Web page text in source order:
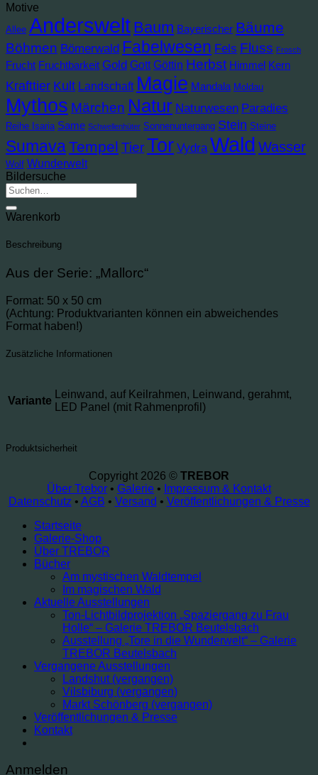
Motive
Allee Anderswelt Baum Bayerischer Bäume
Böhmen Bömerwald Fabelwesen Fels Fluss Frosch
Frucht Fruchtbarkeit Gold Gott Göttin Herbst Himmel Kern
Krafttier Kult Landschaft Magie Mandala Moldau
Mythos Märchen Natur Naturwesen Paradies
Reihe Isaria Same Schwellenhüter Sonnenuntergang Stein Steine
SumavaTempel TierTor Vydra Wald Wasser
Wolf Wunderwelt
Bildersuche
Suche
nach:
Warenkorb
Beschreibung
Aus der Serie: „Mallorc“
Format: 50 x 50 cm
(Achtung: Produktvarianten können ein abweichendes
Format haben!)
Zusätzliche Informationen
Variante
Leinwand, auf Keilrahmen, Leinwand, gerahmt,
LED Panel (mit Rahmenprofil)
Produktsicherheit
Copyright 2026 © TREBOR
Über Trebor • Galerie • Impressum & Kontakt
Datenschutz • AGB • Versand • Veröffentlichungen & Presse
Startseite
Galerie-Shop
Über TREBOR
Bücher
Am mystischen Waldtempel
Im magischen Wald
Aktuelle Ausstellungen
Ton-Lichtbildprojektion „Spaziergang zu Frau
Holle“ – Galerie TREBOR Beutelsbach
Ausstellung „Tore in die Wunderwelt“ – Galerie
TREBOR Beutelsbach
Vergangene Ausstellungen
Landshut (vergangen)
Vilsbiburg (vergangen)
Markt Schönberg (vergangen)
Veröffentlichungen & Presse
Kontakt
Anmelden